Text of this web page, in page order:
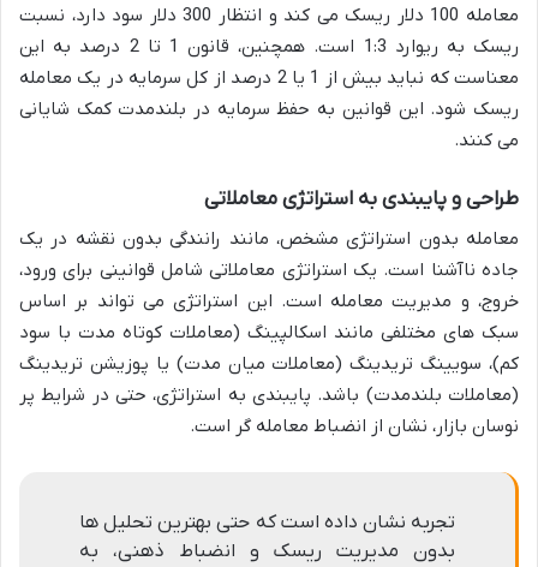
معامله 100 دلار ریسک می کند و انتظار 300 دلار سود دارد، نسبت
ریسک به ریوارد 1:3 است. همچنین، قانون 1 تا 2 درصد به این
معناست که نباید بیش از 1 یا 2 درصد از کل سرمایه در یک معامله
ریسک شود. این قوانین به حفظ سرمایه در بلندمدت کمک شایانی
می کنند.
طراحی و پایبندی به استراتژی معاملاتی
معامله بدون استراتژی مشخص، مانند رانندگی بدون نقشه در یک
جاده ناآشنا است. یک استراتژی معاملاتی شامل قوانینی برای ورود،
خروج، و مدیریت معامله است. این استراتژی می تواند بر اساس
سبک های مختلفی مانند اسکالپینگ (معاملات کوتاه مدت با سود
کم)، سویینگ تریدینگ (معاملات میان مدت) یا پوزیشن تریدینگ
(معاملات بلندمدت) باشد. پایبندی به استراتژی، حتی در شرایط پر
نوسان بازار، نشان از انضباط معامله گر است.
تجربه نشان داده است که حتی بهترین تحلیل ها
بدون مدیریت ریسک و انضباط ذهنی، به